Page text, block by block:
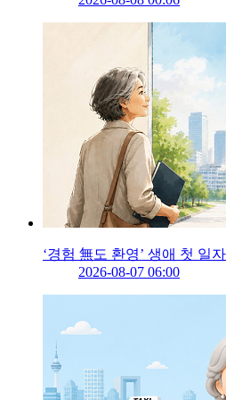
‘경험 無도 환영’ 생애 첫 일
2026-08-07 06:00